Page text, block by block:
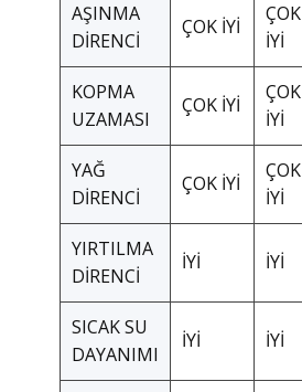
AŞINMA
DİRENCİ
ÇOK İYİ
ÇOK
İYİ
KOPMA
UZAMASI
ÇOK İYİ
ÇOK
İYİ
YAĞ
DİRENCİ
ÇOK İYİ
ÇOK
İYİ
YIRTILMA
DİRENCİ
İYİ İYİ
SICAK SU
DAYANIMI
İYİ İYİ